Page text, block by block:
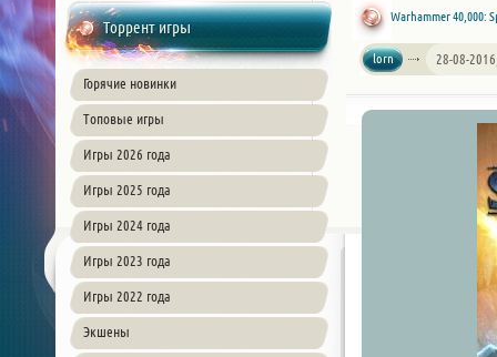
Торрент игры
Горячие новинки
Топовые игры
Игры 2026 года
Игры 2025 года
Игры 2024 года
Игры 2023 года
Игры 2022 года
Экшены
Warhammer 40,000:
lorn 28-08-